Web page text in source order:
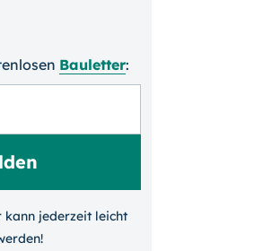
Bauletter:
kann jeder­zeit leicht